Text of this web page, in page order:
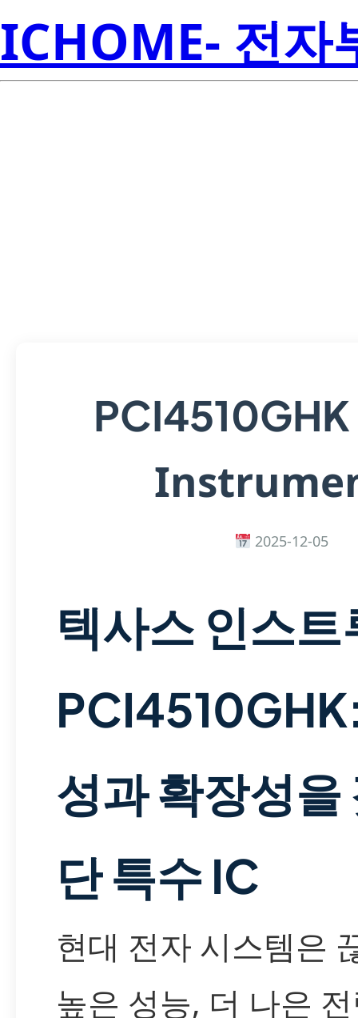
ICHOME- 전자
PCI4510GHK
2025-12-05
텍사스 인스
성과 확장성을
단 특수 IC
현대 전자 시스템은
높은 성능, 더 나은